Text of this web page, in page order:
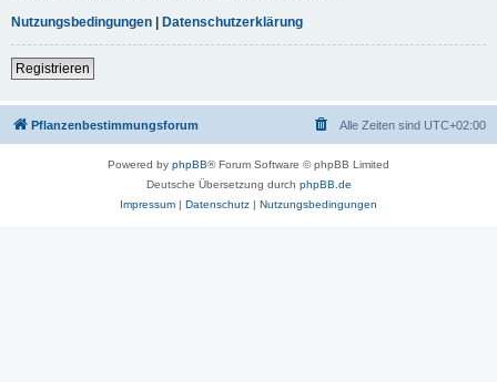
Nutzungsbedingungen | Datenschutzerklärung
Registrieren
Pflanzenbestimmungsforum Alle Zeiten sind UTC+02:00
Powered by phpBB® Forum Software © phpBB Limited
Deutsche Übersetzung durch phpBB.de
Impressum | Datenschutz | Nutzungsbedingungen